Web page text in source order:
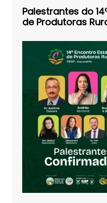
Palestrantes do
de Produtoras